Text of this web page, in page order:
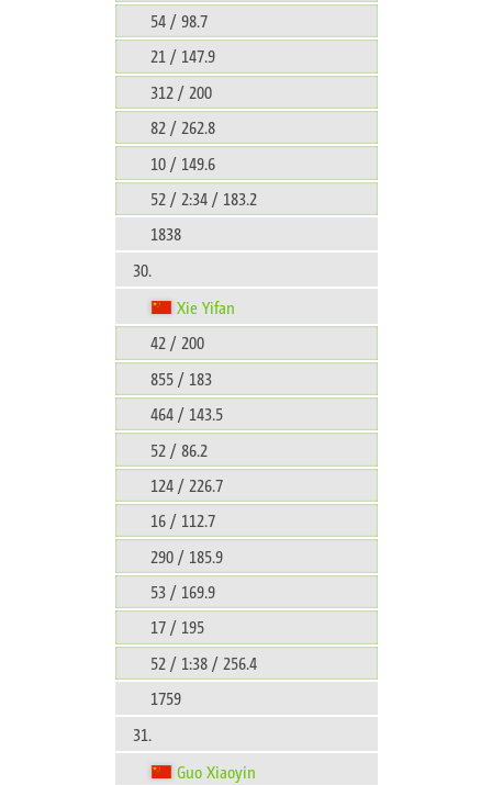
54 / 98.7
21 / 147.9
312 / 200
82 / 262.8
10 / 149.6
52 / 2:34 / 183.2
1838
30.
Xie Yifan
42 / 200
855 / 183
464 / 143.5
52 / 86.2
124 / 226.7
16 / 112.7
290 / 185.9
53 / 169.9
17 / 195
52 / 1:38 / 256.4
1759
31.
Guo Xiaoyin